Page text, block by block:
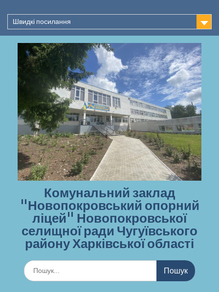
до
вмістуШвидкі посилання
Комунальний заклад
"Новопокровський опорний
ліцей" Новопокровської
селищної ради Чугуївського
району Харківської області
Шукати: